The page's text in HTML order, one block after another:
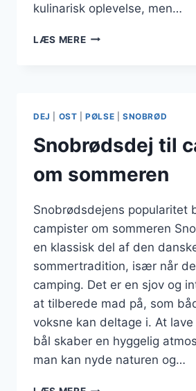
kulinarisk oplevelse, men…
LÆS MERESNOBRØDSDEJ
DEJ OST |PØLSE SNOBRØD
Snobrødsdej til
om sommeren
Snobrødsdejens popularitet
campister om sommeren
en klassisk del af den
sommertradition, især når
camping. Det er en sjov og
at tilberede mad på, som
voksne kan deltage i. At
bål skaber en hyggelig
man kan nyde naturen og…
SNOBRØDSDEJ